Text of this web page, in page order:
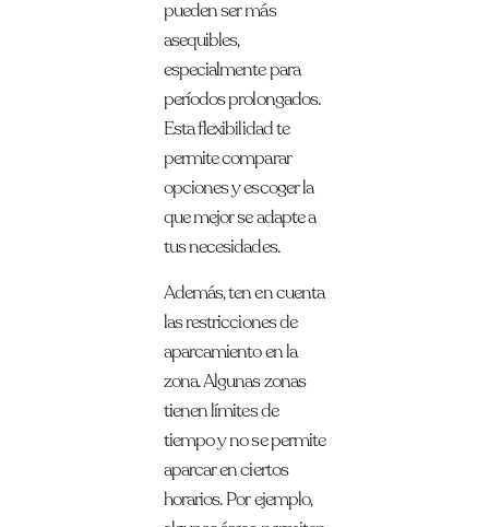
pueden ser más
asequibles,
especialmente para
períodos prolongados.
Esta flexibilidad te
permite comparar
opciones y escoger la
que mejor se adapte a
tus necesidades.
Además, ten en cuenta
las restricciones de
aparcamiento en la
zona. Algunas zonas
tienen límites de
tiempo y no se permite
aparcar en ciertos
horarios. Por ejemplo,